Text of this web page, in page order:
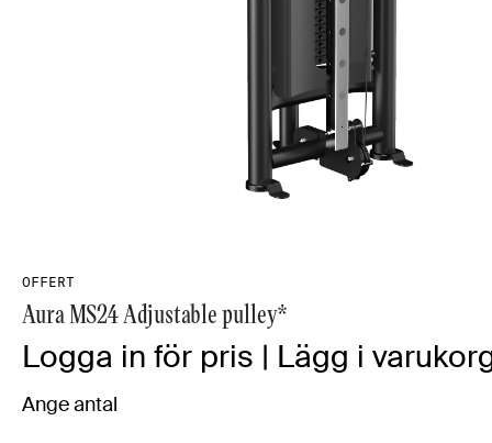
OFFERT
Aura MS24 Adjustable pulley*
Logga in för pris | Lägg i
Ange antal